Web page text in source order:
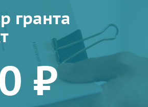
гранта
₽